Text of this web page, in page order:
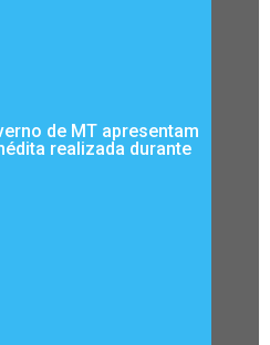
de MT apresentam
realizada durante